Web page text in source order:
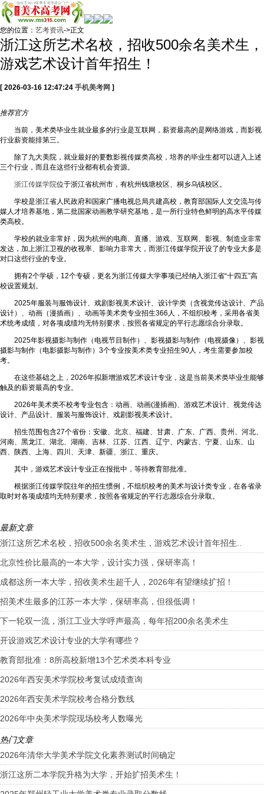
您的位置： 艺考资讯->正文
浙江这所艺术名校，招收500余名美术生，
游戏艺术设计首年招生！
[ 2026-03-16 12:47:24 手机美考网 ]
推荐官方
当前，美术类毕业生就业最多的行业是互联网，薪资最高的是网络游戏，而影视
行业薪资能排第三。
除了九大美院，就业最好的要数影视传媒类高校，培养的毕业生都可以进入上述
三个行业，而且在这些行业都有机会资源。
浙江传媒学院位于浙江省杭州市，有杭州钱塘校区、桐乡乌镇校区。
学校是浙江省人民政府和国家广播电视总局共建高校，教育部国际人文交流与传
媒人才培养基地，第二批国家动画教学研究基地，是一所行业特色鲜明的高水平传媒
类高校。
学校的就业非常好，因为杭州的电商、直播、游戏、互联网、影视、制造业非常
发达，加上浙江卫视的收视率、影响力非常大，而浙江传媒学院开设了的专业大多是
对口这些行业的专业。
拥有2个学硕，12个专硕，更名为浙江传媒大学事项已经纳入浙江省“十四五”高
校设置规划。
2025年服装与服饰设计、戏剧影视美术设计、设计学类（含视觉传达设计、产品
设计）、动画（漫插画）、动画等美术类专业招生366人，不组织校考，采用各省美
术统考成绩，对各项成绩均无特别要求，按照各省规定的平行志愿综合分录取。
2025年影视摄影与制作（电视节目制作）、影视摄影与制作（电视摄像）、影视
摄影与制作（电影摄影与制作）3个专业按美术类专业招生90人，考生需要参加校
考。
在这些基础之上，2026年拟新增游戏艺术设计专业，这是当前美术类毕业生能够
触及的薪资最高的专业。
2026年美术类不校考专业包含：动画、动画(漫插画)、游戏艺术设计、视觉传达
设计、产品设计、服装与服饰设计、戏剧影视美术设计。
招生范围包含27个省份：安徽、北京、福建、甘肃、广东、广西、贵州、河北、
河南、黑龙江、湖北、湖南、吉林、江苏、江西、辽宁、内蒙古、宁夏、山东、山
西、陕西、上海、四川、天津、新疆、浙江、重庆。
其中，游戏艺术设计专业正在报批中，等待教育部批准。
根据浙江传媒学院往年的招生惯例，不组织校考的美术与设计类专业，在各省录
取时对各项成绩均无特别要求，按照各省规定的平行志愿综合分录取。
最新文章
浙江这所艺术名校，招收500余名美术生，游戏艺术设计首年招生..
北京性价比最高的一本大学，设计实力强，保研率高！
成都这所一本大学，招收美术生超千人，2026年有望继续扩招！
招美术生最多的江苏一本大学，保研率高，但很低调！
下一轮双一流，浙江工业大学呼声最高，每年招200余名美术生
开设游戏艺术设计专业的大学有哪些？
教育部批准：8所高校新增13个艺术类本科专业
2026年西安美术学院校考复试成绩查询
2026年西安美术学院校考合格分数线
2026年中央美术学院现场校考人数曝光
热门文章
2026年清华大学美术学院文化素养测试时间确定
浙江这所二本学院升格为大学，开始扩招美术生！